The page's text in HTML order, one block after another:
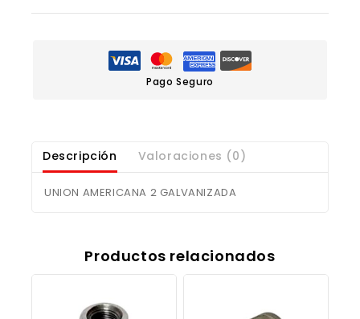
Pago Seguro
Descripción Valoraciones (0)
UNION AMERICANA 2 GALVANIZADA
Productos relacionados